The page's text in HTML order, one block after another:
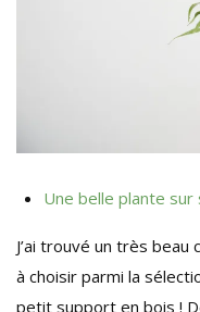
Une belle plante
J’ai trouvé un très
à choisir parmi la
petit support en bois !